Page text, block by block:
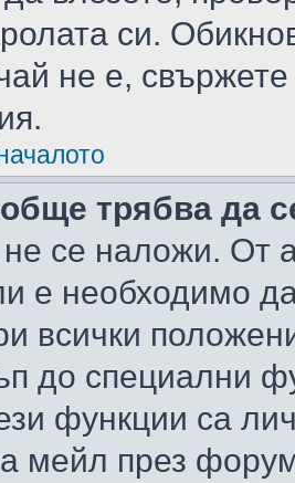
си.
не е,
трябва да
се наложи. От
е необходимо
всички
до специални
функции са
мейл през